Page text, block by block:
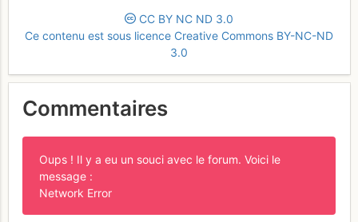
CC BY NC ND 3.0
Ce contenu est sous licence Creative Commons BY-NC-ND
3.0
Commentaires
Oups ! Il y a eu un souci avec le forum. Voici le
message :
Network Error